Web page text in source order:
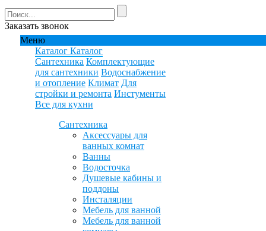
Заказать звонок
Меню
Каталог Каталог
Сантехника Комплектующие
для сантехники Водоснабжение
и отопление Климат Для
стройки и ремонта Инстументы
Все для кухни
Сантехника
Аксессуары для
ванных комнат
Ванны
Водосточка
Душевые кабины и
поддоны
Инсталяции
Мебель для ванной
Мебель для ванной